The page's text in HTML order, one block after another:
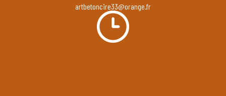
artbetoncire33@orange.fr